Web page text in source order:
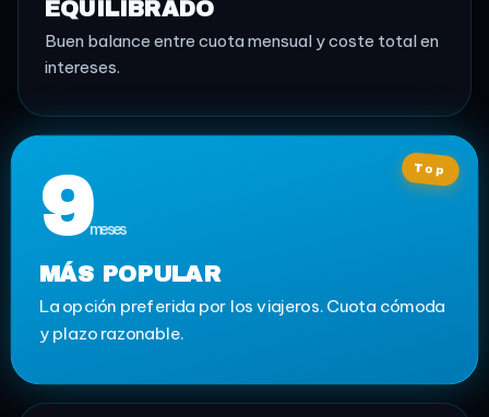
EQUILIBRADO
Buen balance entre cuota mensual y coste total en
intereses.
Top
9meses
MÁS POPULAR
La opción preferida por los viajeros. Cuota cómoda
y plazo razonable.